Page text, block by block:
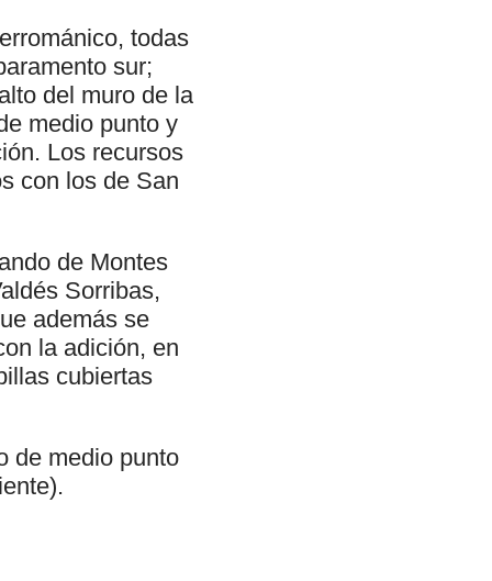
todas
sur;
del muro de la
medio punto y
Los recursos
con los de San
de Montes
Sorribas,
además se
la adición, en
cubiertas
de medio punto